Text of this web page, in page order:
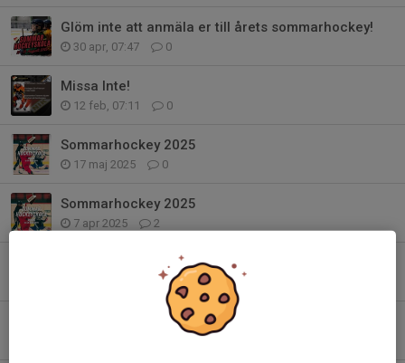
Glöm inte att anmäla er till årets sommarhockey!
30 apr, 07:47 0
Missa Inte!
12 feb, 07:11 0
Sommarhockey 2025
17 maj 2025 0
Sommarhockey 2025
7 apr 2025 2
Kompisdag 22/11
0
Välkomna på lovträning!